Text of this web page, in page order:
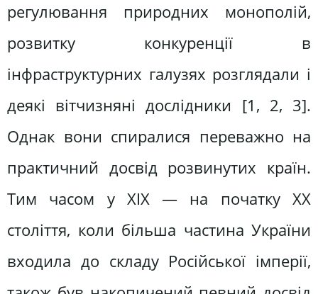
регулювання природних монополій,
розвитку конкуренції в
інфраструктурних галузях розглядали і
деякі вітчизняні дослідники [1, 2, 3].
Однак вони спиралися переважно на
практичний досвід розвинутих країн.
Тим часом у ХІХ — на початку ХХ
століття, коли більша частина України
входила до складу Російської імперії,